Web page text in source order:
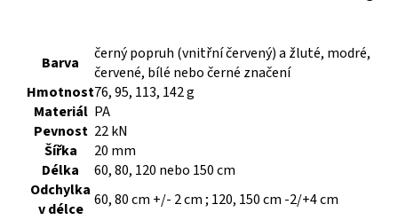
Barva
černý popruh (vnitřní červený) a žluté, modré,
červené, bílé nebo černé značení
Hmotnost76, 95, 113, 142 g
Materiál PA
Pevnost 22 kN
Šířka
20 mm
Délka
60, 80, 120 nebo 150 cm
Odchylka
v délce 60, 80 cm +/- 2 cm ; 120, 150 cm -2/+4 cm